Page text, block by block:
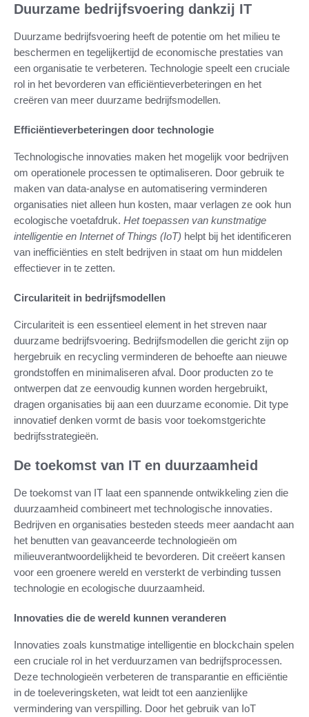
Duurzame bedrijfsvoering dankzij IT
Duurzame bedrijfsvoering heeft de potentie om het milieu te
beschermen en tegelijkertijd de economische prestaties van
een organisatie te verbeteren. Technologie speelt een cruciale
rol in het bevorderen van efficiëntieverbeteringen en het
creëren van meer duurzame bedrijfsmodellen.
Efficiëntieverbeteringen door technologie
Technologische innovaties maken het mogelijk voor bedrijven
om operationele processen te optimaliseren. Door gebruik te
maken van data-analyse en automatisering verminderen
organisaties niet alleen hun kosten, maar verlagen ze ook hun
ecologische voetafdruk. Het toepassen van kunstmatige
intelligentie en Internet of Things (IoT) helpt bij het identificeren
van inefficiënties en stelt bedrijven in staat om hun middelen
effectiever in te zetten.
Circulariteit in bedrijfsmodellen
Circulariteit is een essentieel element in het streven naar
duurzame bedrijfsvoering. Bedrijfsmodellen die gericht zijn op
hergebruik en recycling verminderen de behoefte aan nieuwe
grondstoffen en minimaliseren afval. Door producten zo te
ontwerpen dat ze eenvoudig kunnen worden hergebruikt,
dragen organisaties bij aan een duurzame economie. Dit type
innovatief denken vormt de basis voor toekomstgerichte
bedrijfsstrategieën.
De toekomst van IT en duurzaamheid
De toekomst van IT laat een spannende ontwikkeling zien die
duurzaamheid combineert met technologische innovaties.
Bedrijven en organisaties besteden steeds meer aandacht aan
het benutten van geavanceerde technologieën om
milieuverantwoordelijkheid te bevorderen. Dit creëert kansen
voor een groenere wereld en versterkt de verbinding tussen
technologie en ecologische duurzaamheid.
Innovaties die de wereld kunnen veranderen
Innovaties zoals kunstmatige intelligentie en blockchain spelen
een cruciale rol in het verduurzamen van bedrijfsprocessen.
Deze technologieën verbeteren de transparantie en efficiëntie
in de toeleveringsketen, wat leidt tot een aanzienlijke
vermindering van verspilling. Door het gebruik van IoT